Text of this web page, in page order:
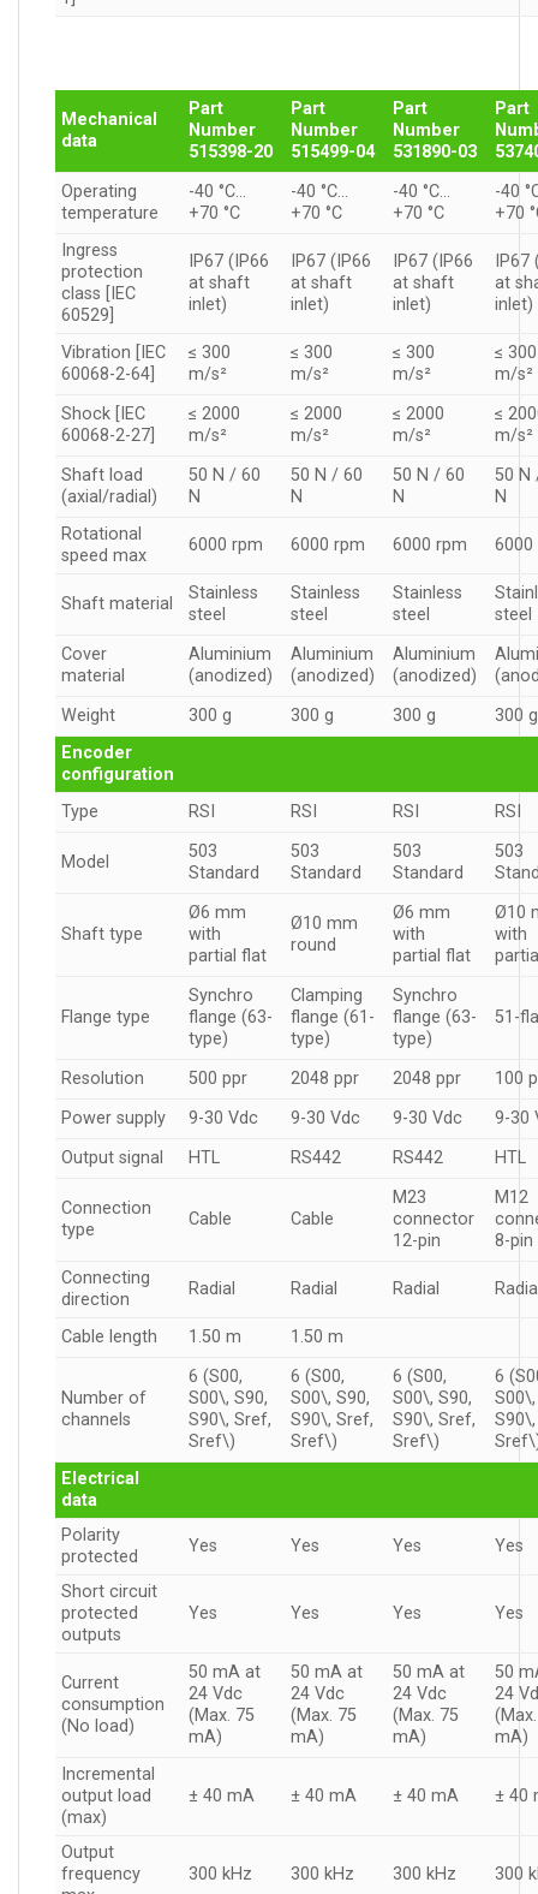
Mechanical
data
Part
Number
515398-20
Part
Number
515499-04
Part
Number
531890-03
Part
Operating
temperature
-40 °C…
+70 °C
-40 °C…
+70 °C
-40 °C…
+70 °C
-40
+70
Ingress
protection
class [IEC
60529]
IP67 (IP66
at shaft
inlet)
IP67 (IP66
at shaft
inlet)
IP67 (IP66
at shaft
inlet)
IP67
at
inlet)
Vibration [IEC
60068-2-64]
≤ 300
m/s²
≤ 300
m/s²
≤ 300
m/s²
≤ 300
m/s²
Shock [IEC
60068-2-27]
≤ 2000
m/s²
≤ 2000
m/s²
≤ 2000
m/s²
≤
m/s²
Shaft load
(axial/radial)
50 N / 60
N
50 N / 60
N
50 N / 60
N
50 N
N
Rotational
speed max
6000 rpm 6000 rpm 6000 rpm 6000
Shaft material
Stainless
steel
Stainless
steel
Stainless
steel
steel
Cover
material
Aluminium
(anodized)
Aluminium
(anodized)
Aluminium
(anodized)
Weight
300 g 300 g 300 g
300 g
Encoder
configuration
Type
RSI RSI RSI RSI
Model
503
Standard
503
Standard
503
Standard
503
Shaft type
Ø6 mm
with
partial flat
Ø10 mm
round
Ø6 mm
with
partial flat
Ø10
with
Flange type
Synchro
flange (63-
type)
Clamping
flange (61-
type)
Synchro
flange (63-
type)
51-
Resolution 500 ppr 2048 ppr 2048 ppr
100
Power supply
9-30 Vdc 9-30 Vdc 9-30 Vdc
9-30
Output signal
HTL RS442 RS442 HTL
Connection
type
Cable Cable
M23
connector
12-pin
M12
8-pin
Connecting
direction
Radial Radial Radial
Cable length 1.50 m 1.50 m
Number of
channels
6 (S00,
S00\, S90,
S90\, Sref,
Sref\)
6 (S00,
S00\, S90,
S90\, Sref,
Sref\)
6 (S00,
S00\, S90,
S90\, Sref,
Sref\)
6
Electrical
data
Polarity
protected
Yes Yes Yes Yes
Short circuit
protected
outputs
Yes Yes Yes Yes
Current
consumption
(No load)
50 mA at
24 Vdc
(Max. 75
mA)
50 mA at
24 Vdc
(Max. 75
mA)
50 mA at
24 Vdc
(Max. 75
mA)
50
24
mA)
Incremental
output load
(max)
± 40 mA ± 40 mA ± 40 mA ± 40
Output
frequency
300 kHz 300 kHz 300 kHz 300